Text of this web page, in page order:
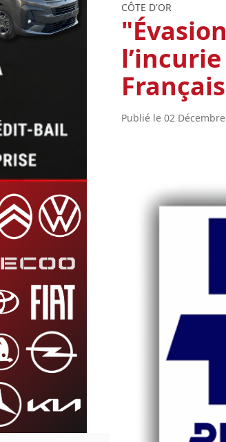
CÔTE D'OR
Publié le 02